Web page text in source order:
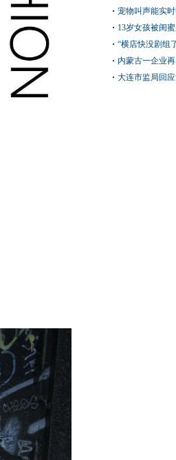
宠物叫声能实时
13岁女孩被闺
“横店快没剧组
内蒙古一企业
大连市监局回